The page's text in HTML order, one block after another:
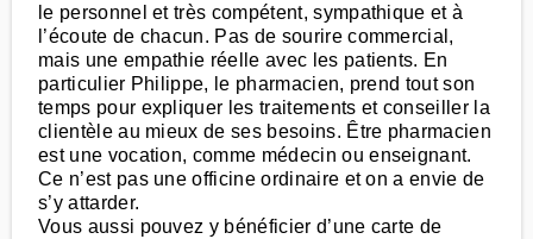
le personnel et très compétent, sympathique et à
l’écoute de chacun. Pas de sourire commercial,
mais une empathie réelle avec les patients. En
particulier Philippe, le pharmacien, prend tout son
temps pour expliquer les traitements et conseiller la
clientèle au mieux de ses besoins. Être pharmacien
est une vocation, comme médecin ou enseignant.
Ce n’est pas une officine ordinaire et on a envie de
s’y attarder.
Vous aussi pouvez y bénéficier d’une carte de